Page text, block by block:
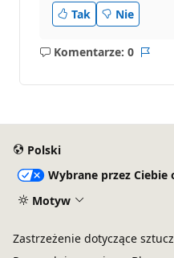
Tak
Nie
Komentarze: 0
Brak
Polski
Wybrane przez
Motyw
Zastrzeżenie dotyczące